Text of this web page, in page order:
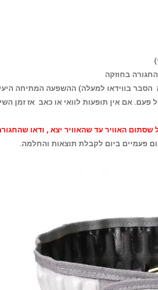
בחוזקה
הסבר בווידאו למעלה) ההשפעה המתיחה
האוויר עד שהאוויר יצא , ודאו